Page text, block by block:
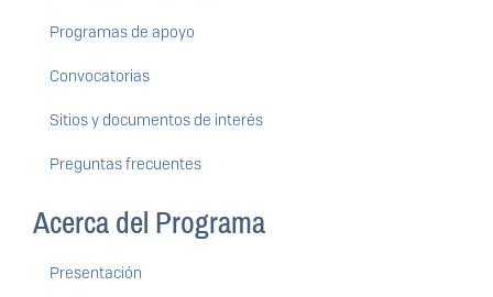
Programas de apoyo
Convocatorias
Sitios y documentos de interés
Preguntas frecuentes
Acerca del Programa
Presentación